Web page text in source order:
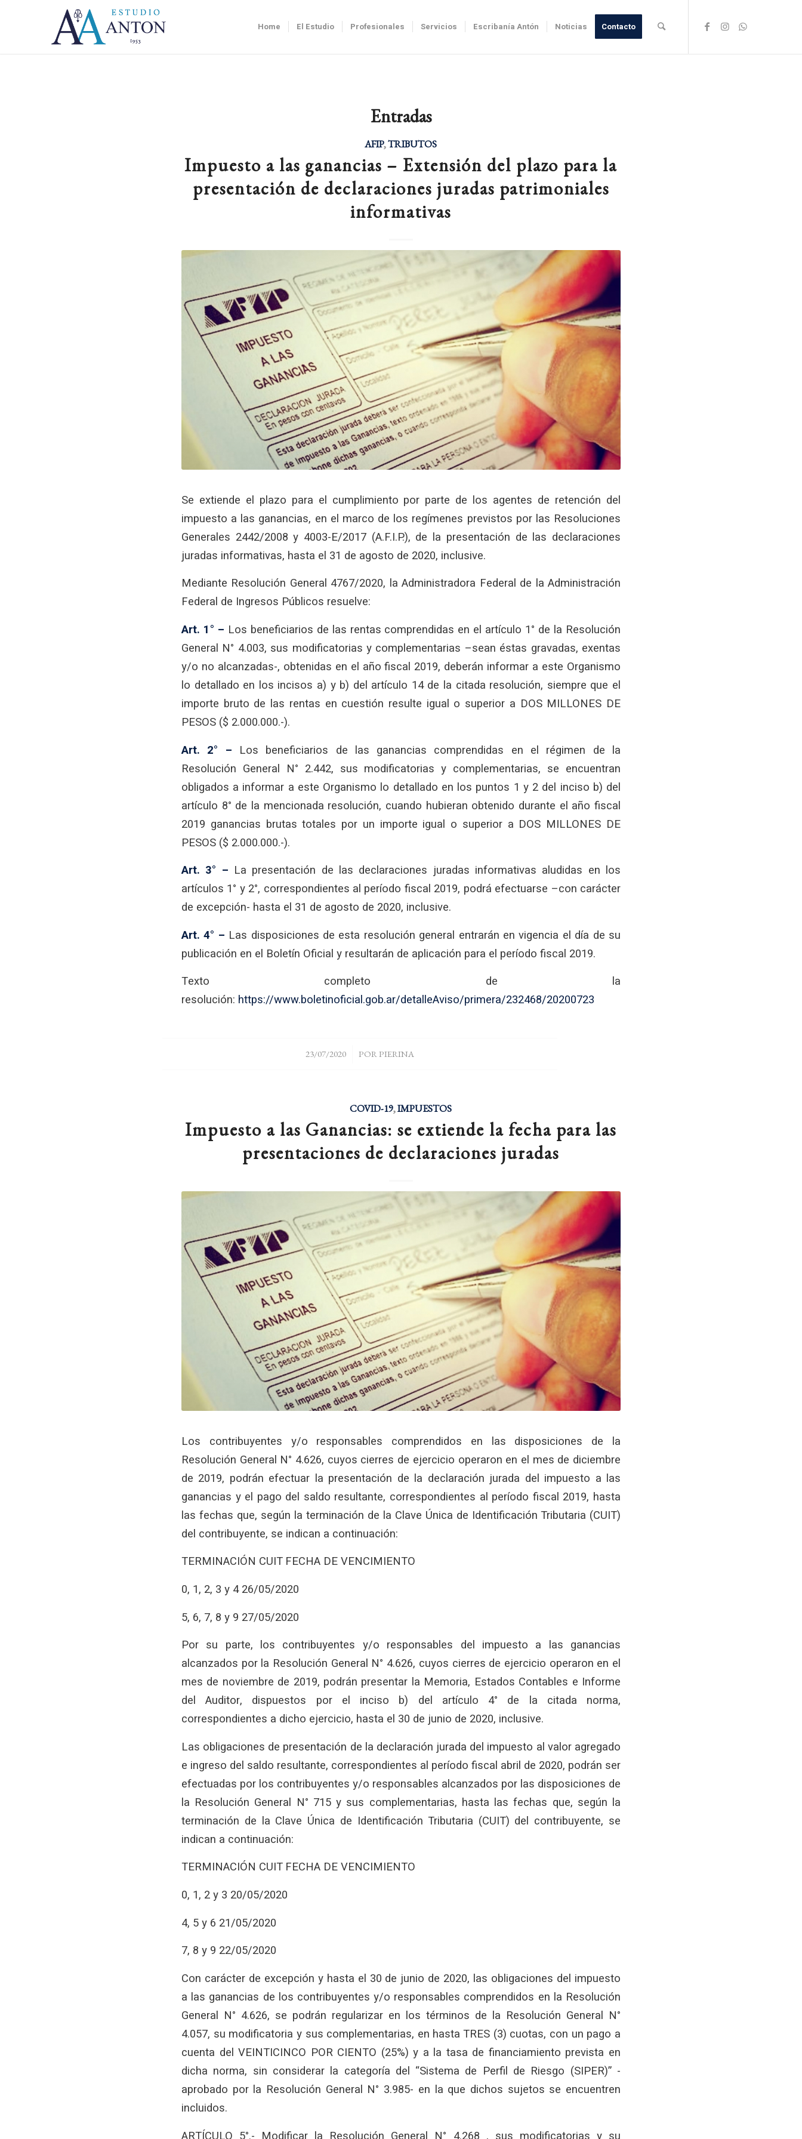
Home El Estudio Profesionales Servicios Escribanía Antón Noticias Contacto
Entradas
AFIP,TRIBUTOS
Impuesto a las ganancias – Extensión del plazo para la
presentación de declaraciones juradas patrimoniales
informativas
Se extiende el plazo para el cumplimiento por parte de los agentes de retención del
impuesto a las ganancias, en el marco de los regímenes previstos por las Resoluciones
Generales 2442/2008 y 4003-E/2017 (A.F.I.P.), de la presentación de las declaraciones
juradas informativas, hasta el 31 de agosto de 2020, inclusive.
Mediante Resolución General 4767/2020, la Administradora Federal de la Administración
Federal de Ingresos Públicos resuelve:
Art. 1° – Los beneficiarios de las rentas comprendidas en el artículo 1° de la Resolución
General N° 4.003, sus modificatorias y complementarias –sean éstas gravadas, exentas
y/o no alcanzadas-, obtenidas en el año fiscal 2019, deberán informar a este Organismo
lo detallado en los incisos a) y b) del artículo 14 de la citada resolución, siempre que el
importe bruto de las rentas en cuestión resulte igual o superior a DOS MILLONES DE
PESOS ($ 2.000.000.-).
Art. 2° – Los beneficiarios de las ganancias comprendidas en el régimen de la
Resolución General N° 2.442, sus modificatorias y complementarias, se encuentran
obligados a informar a este Organismo lo detallado en los puntos 1 y 2 del inciso b) del
artículo 8° de la mencionada resolución, cuando hubieran obtenido durante el año fiscal
2019 ganancias brutas totales por un importe igual o superior a DOS MILLONES DE
PESOS ($ 2.000.000.-).
Art. 3° – La presentación de las declaraciones juradas informativas aludidas en los
artículos 1° y 2°, correspondientes al período fiscal 2019, podrá efectuarse –con carácter
de excepción- hasta el 31 de agosto de 2020, inclusive.
Art. 4° – Las disposiciones de esta resolución general entrarán en vigencia el día de su
publicación en el Boletín Oficial y resultarán de aplicación para el período fiscal 2019.
Texto completo de la
resolución: https://www.boletinoficial.gob.ar/detalleAviso/primera/232468/20200723
23/07/2020
/ PORPIERINA
COVID-19,IMPUESTOS
Impuesto a las Ganancias: se extiende la fecha para las
presentaciones de declaraciones juradas
Los contribuyentes y/o responsables comprendidos en las disposiciones de la
Resolución General N° 4.626, cuyos cierres de ejercicio operaron en el mes de diciembre
de 2019, podrán efectuar la presentación de la declaración jurada del impuesto a las
ganancias y el pago del saldo resultante, correspondientes al período fiscal 2019, hasta
las fechas que, según la terminación de la Clave Única de Identificación Tributaria (CUIT)
del contribuyente, se indican a continuación:
TERMINACIÓN CUIT FECHA DE VENCIMIENTO
0, 1, 2, 3 y 4 26/05/2020
5, 6, 7, 8 y 9 27/05/2020
Por su parte, los contribuyentes y/o responsables del impuesto a las ganancias
alcanzados por la Resolución General N° 4.626, cuyos cierres de ejercicio operaron en el
mes de noviembre de 2019, podrán presentar la Memoria, Estados Contables e Informe
del Auditor, dispuestos por el inciso b) del artículo 4° de la citada norma,
correspondientes a dicho ejercicio, hasta el 30 de junio de 2020, inclusive.
Las obligaciones de presentación de la declaración jurada del impuesto al valor agregado
e ingreso del saldo resultante, correspondientes al período fiscal abril de 2020, podrán ser
efectuadas por los contribuyentes y/o responsables alcanzados por las disposiciones de
la Resolución General N° 715 y sus complementarias, hasta las fechas que, según la
terminación de la Clave Única de Identificación Tributaria (CUIT) del contribuyente, se
indican a continuación:
TERMINACIÓN CUIT FECHA DE VENCIMIENTO
0, 1, 2 y 3 20/05/2020
4, 5 y 6 21/05/2020
7, 8 y 9 22/05/2020
Con carácter de excepción y hasta el 30 de junio de 2020, las obligaciones del impuesto
a las ganancias de los contribuyentes y/o responsables comprendidos en la Resolución
General N° 4.626, se podrán regularizar en los términos de la Resolución General N°
4.057, su modificatoria y sus complementarias, en hasta TRES (3) cuotas, con un pago a
cuenta del VEINTICINCO POR CIENTO (25%) y a la tasa de financiamiento prevista en
dicha norma, sin considerar la categoría del “Sistema de Perfil de Riesgo (SIPER)” -
aprobado por la Resolución General N° 3.985- en la que dichos sujetos se encuentren
incluidos.